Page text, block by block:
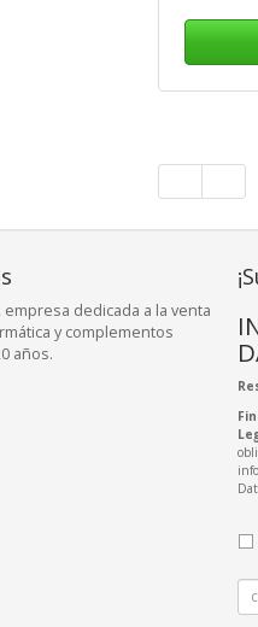
empresa dedicada a la venta
y complementos
años.